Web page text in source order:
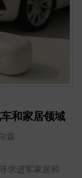
和家居领域
森
求进军家居和